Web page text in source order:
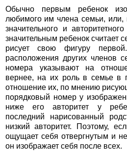
Обычно первым ребенок
любимого им члена семьи, или,
значительного и
значительным ребенок считает
рисует свою фигуру первой.
расположения других членов
номера указывают на
вернее, на их роль в семье в
отношение их, по мнению
порядковый номер у
ниже его авторитет у
последний нарисованный
низкий авторитет. Поэтому,
ощущает себя отвергнутым и
он изображает себя после всех.